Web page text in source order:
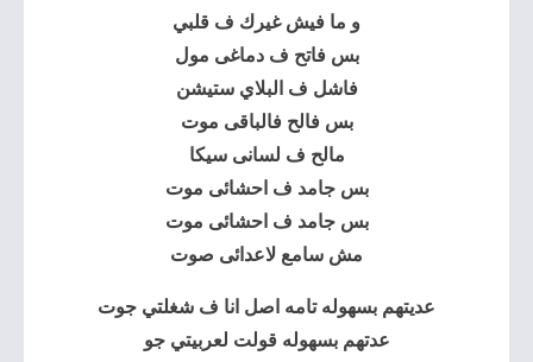
و ما فيش غيرك ف قلبي
بس فاتح ف دماغى مول
فاشل ف البلاي ستيشن
بس فالح فالباقى موت
مالح ف لسانى سيكا
بس جامد ف احشائى موت
بس جامد ف احشائى موت
مش سامع لاعدائى صوت
عديتهم بسهوله تامه اصل انا ف شغلتي جوت
عدتهم بسهوله قولت لعربيتي جو